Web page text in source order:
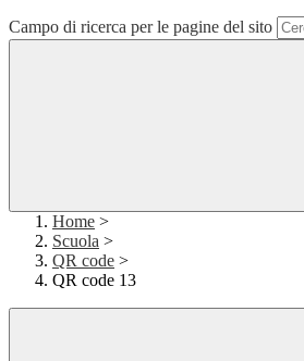
Campo di ricerca per le pagine del sito
Home >
Scuola >
QR code >
QR code 13